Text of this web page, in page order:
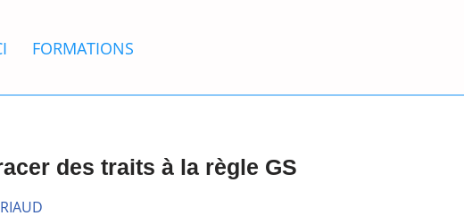
FORMATIONS
des traits à la règle GS